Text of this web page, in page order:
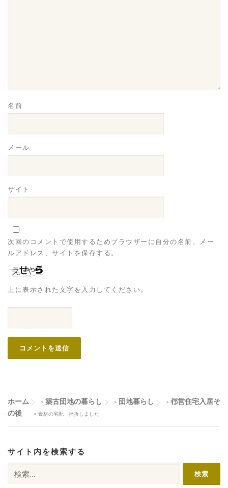
名前
メール
サイト
次回のコメントで使用するためブラウザーに自分の名前、メー
ルアドレス、サイトを保存する。
上に表示された文字を入力してください。
ホーム > 築古団地の暮らし > 団地暮らし > 都営住宅入居そ
の後
> 食材の宅配 挫折しました
サイト内を検索する
索: